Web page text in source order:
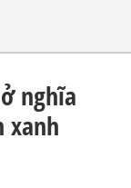
nghĩa
xanh